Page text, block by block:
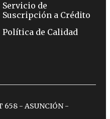
Servicio de
Suscripción a Crédito
Política de Calidad
658 - ASUNCIÓN -